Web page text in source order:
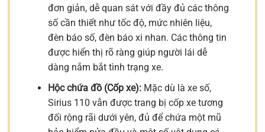
đơn giản, dễ quan sát với đầy đủ các thông
số cần thiết như tốc độ, mức nhiên liệu,
đèn báo số, đèn báo xi nhan. Các thông tin
được hiển thị rõ ràng giúp người lái dễ
dàng nắm bắt tình trạng xe.
Hộc chứa đồ (Cốp xe):Mặc dù là xe số,
Sirius 110 vẫn được trang bị cốp xe tương
đối rộng rãi dưới yên, đủ để chứa một mũ